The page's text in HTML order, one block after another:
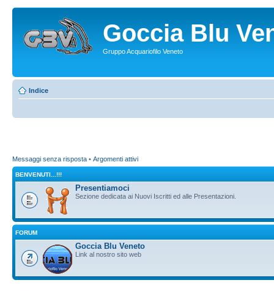
Goccia Blu
Gruppo Acquariofilo Veneto
Indice
Messaggi senza risposta • Argomenti attivi
BENVENUTI...!!!
Presentiamoci
Sezione dedicata ai Nuovi Iscritti ed alle Presentazioni.
FORUM
Goccia Blu Veneto
Link al nostro sito web